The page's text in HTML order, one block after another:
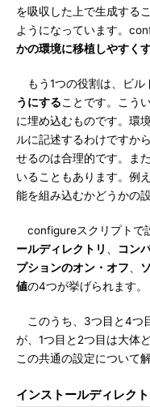
を吸収した上で生成する
ようになっています。
かの環境に移植しやすく
もう1つの役割は、ビル
うにすることです。こう
に埋め込むものです。環
ルに記述するわけですか
せるのは合理的です。ま
いることもあります。例
能を組み込むかどうかの設
configureスクリプトで
ールディレクトリ
コン
プションのオン・オフ
値の4つが挙げられます。
このうち、3つ目と4つ
が、1つ目と2つ目は大体
この共通の設定について
インストールディレク